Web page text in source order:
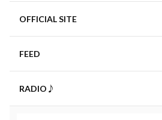
OFFICIAL SITE
FEED
RADIO♪